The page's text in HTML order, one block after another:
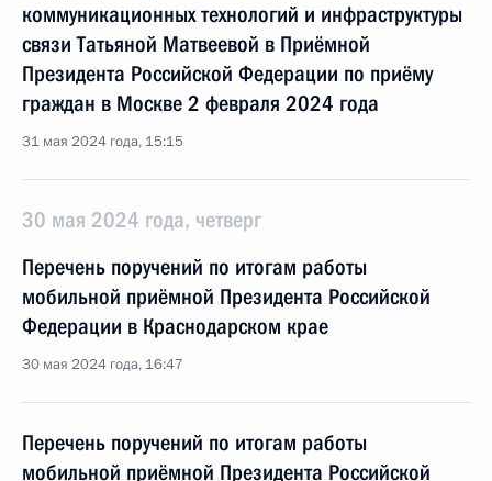
коммуникационных технологий и инфраструктуры
связи Татьяной Матвеевой в Приёмной
Президента Российской Федерации по приёму
граждан в Москве 2 февраля 2024 года
31 мая 2024 года, 15:15
30 мая 2024 года, четверг
Перечень поручений по итогам работы
мобильной приёмной Президента Российской
Федерации в Краснодарском крае
30 мая 2024 года, 16:47
Перечень поручений по итогам работы
мобильной приёмной Президента Российской